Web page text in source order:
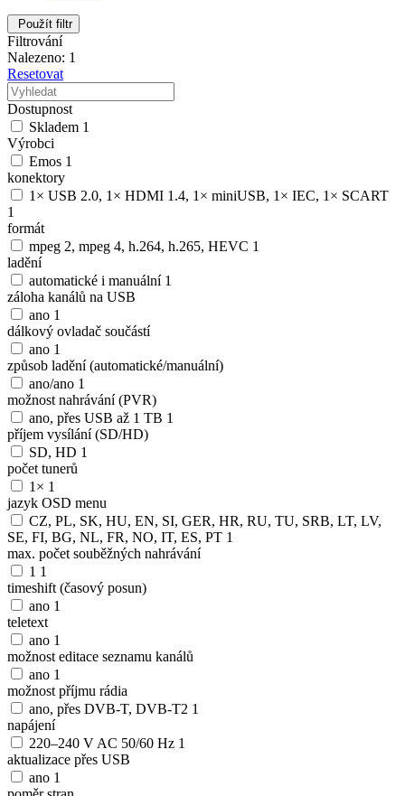
Použít filtr
Filtrování
Nalezeno: 1
Resetovat
Dostupnost
Skladem 1
Výrobci
Emos 1
konektory
1× USB 2.0, 1× HDMI 1.4, 1× miniUSB, 1× IEC, 1× SCART
1
formát
mpeg 2, mpeg 4, h.264, h.265, HEVC 1
ladění
automatické i manuální 1
záloha kanálů na USB
ano 1
dálkový ovladač součástí
ano 1
způsob ladění (automatické/manuální)
ano/ano 1
možnost nahrávání (PVR)
ano, přes USB až 1 TB 1
příjem vysílání (SD/HD)
SD, HD 1
počet tunerů
1× 1
jazyk OSD menu
CZ, PL, SK, HU, EN, SI, GER, HR, RU, TU, SRB, LT, LV,
SE, FI, BG, NL, FR, NO, IT, ES, PT 1
max. počet souběžných nahrávání
1 1
timeshift (časový posun)
ano 1
teletext
ano 1
možnost editace seznamu kanálů
ano 1
možnost příjmu rádia
ano, přes DVB-T, DVB-T2 1
napájení
220–240 V AC 50/60 Hz 1
aktualizace přes USB
ano 1